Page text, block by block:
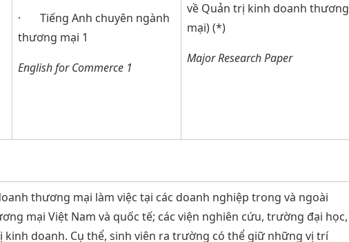
· Tiếng Anh chuyên ngành
thương mại 1
English for Commerce 1
về Quản trị kinh doanh thương
mại) (*)
Major Research Paper
thương mại làm việc tại các doanh nghiệp trong và ngoài
mại Việt Nam và quốc tế; các viện nghiên cứu, trường đại học,
kinh doanh. Cụ thể, sinh viên ra trường có thể giữ những vị trí